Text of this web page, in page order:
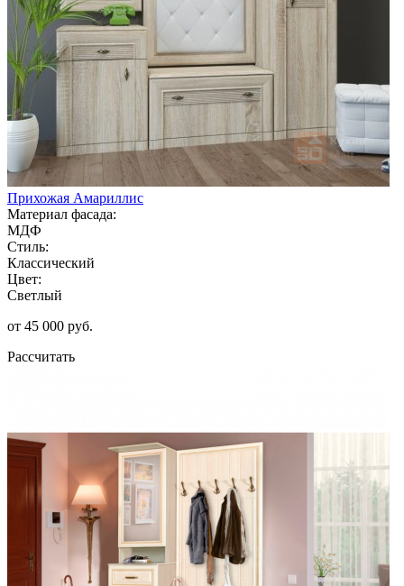
Прихожая Амариллис
Материал фасада:
МДФ
Стиль:
Классический
Цвет:
Светлый
от 45 000 руб.
Рассчитать